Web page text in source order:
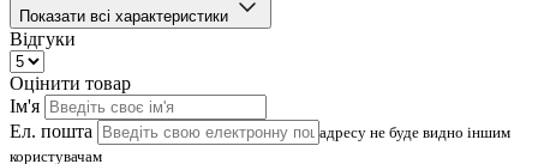
Показати всі характеристики
Відгуки
Оцінити товар
Ім'я
Ел. пошта
адресу не буде видно іншим
користувачам